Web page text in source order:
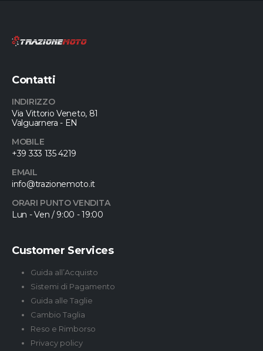
Contatti
INDIRIZZO
Via Vittorio Veneto, 81
Valguarnera - EN
MOBILE
+39 333 135 4219
EMAIL
info@trazionemoto.it
ORARI PUNTO VENDITA
Lun - Ven / 9:00 - 19:00
Customer Services
Guida all’Acquisto
Sistemi di Pagamento
Guida alle Taglie
Cambio Taglia
Reso e Rimborso
Privacy policy